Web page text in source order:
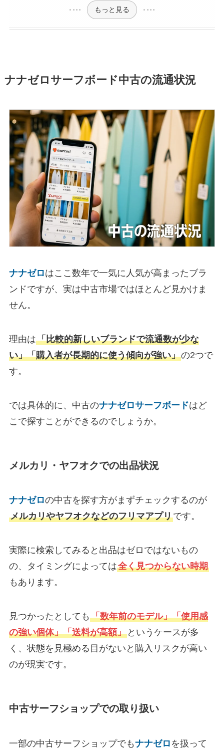
もっと見る
ナナゼロサーフボード中古の流通状況
ナナゼロはここ数年で一気に人気が高まったブラ
ンドですが、実は中古市場ではほとんど見かけま
せん。
理由は「比較的新しいブランドで流通数が少な
い」「購入者が長期的に使う傾向が強い」の2つで
す。
では具体的に、中古のナナゼロサーフボードはど
こで探すことができるのでしょうか。
メルカリ・ヤフオクでの出品状況
ナナゼロの中古を探す方がまずチェックするのが
メルカリやヤフオクなどのフリマアプリです。
実際に検索してみると出品はゼロではないもの
の、タイミングによっては全く見つからない時期
もあります。
見つかったとしても 「数年前のモデル」「使用感
の強い個体」「送料が高額」というケースが多
く、状態を見極める目がないと購入リスクが高い
のが現実です。
中古サーフショップでの取り扱い
一部の中古サーフショップでもナナゼロ を扱って